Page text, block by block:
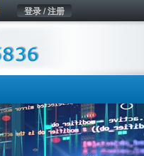
登录 / 注册